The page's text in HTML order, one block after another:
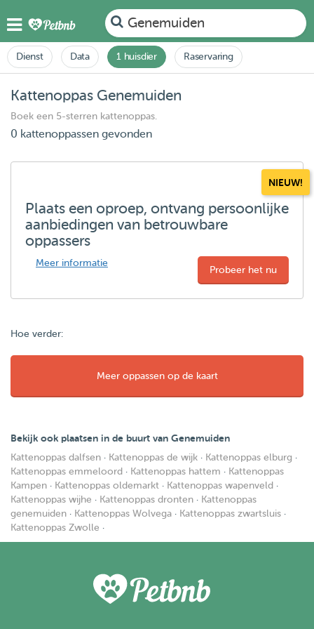
Genemuiden
Dienst Data 1 huisdier Raservaring
Kattenoppas Genemuiden
Boek een 5-sterren kattenoppas.
0 kattenoppassen gevonden
NIEUW!
Plaats een oproep, ontvang persoonlijke
aanbiedingen van betrouwbare
oppassers
Meer informatie
Probeer het nu
Hoe verder:
Meer oppassen op de kaart
Bekijk ook plaatsen in de buurt van Genemuiden
Kattenoppas dalfsen · Kattenoppas de wijk · Kattenoppas elburg ·
Kattenoppas emmeloord · Kattenoppas hattem · Kattenoppas
Kampen · Kattenoppas oldemarkt · Kattenoppas wapenveld ·
Kattenoppas wijhe · Kattenoppas dronten · Kattenoppas
genemuiden · Kattenoppas Wolvega · Kattenoppas zwartsluis ·
Kattenoppas Zwolle ·